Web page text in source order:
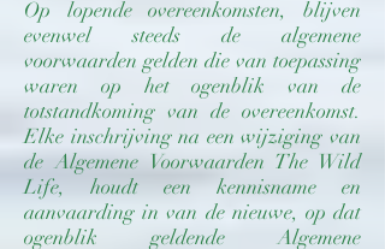
Op lopende overeenkomsten, blijven
evenwel steeds de algemene
voorwaarden gelden die van toepassing
waren op het ogenblik van de
totstandkoming van de overeenkomst.
Elke inschrijving na een wijziging van
de Algemene Voorwaarden The Wild
Life, houdt een kennisname en
aanvaarding in van de nieuwe, op dat
ogenblik geldende Algemene